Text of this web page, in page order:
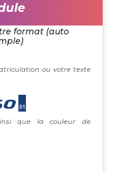
format (auto
ou votre texte
que la couleur de